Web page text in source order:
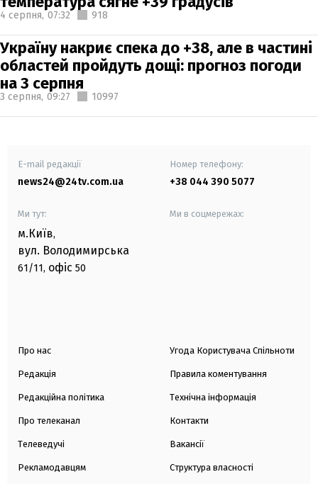
4 серпня, 07:32 918
Україну накриє спека до +38, але в частині
областей пройдуть дощі: прогноз погоди
на 3 серпня
3 серпня, 09:27 10997
E-mail редакції
news24@24tv.com.ua
Номер телефону:
+38 044 390 5077
Ми тут:
м.Київ,
вул. Володимирська
61/11, офіс 50
Ми в соцмережах:
Про нас
Редакція
Редакційна політика
Про телеканал
Телеведучі
Рекламодавцям
Угода Користувача Спільноти
Правила коментування
Технічна інформація
Контакти
Вакансії
Структура власності